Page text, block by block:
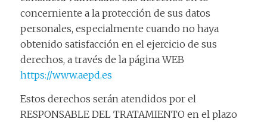
concerniente a la protección de sus datos
personales, especialmente cuando no haya
obtenido satisfacción en el ejercicio de sus
derechos, a través de la página WEB
https://www.aepd.es
Estos derechos serán atendidos por el
RESPONSABLE DEL TRATAMIENTO en el plazo